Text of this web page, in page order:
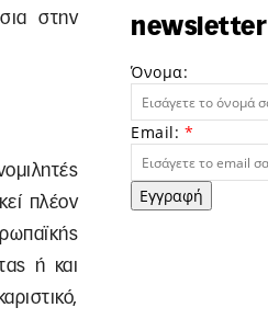
στην
πλέον
ή και
newsletter
Όνομα:
Email: *
Εγγραφή